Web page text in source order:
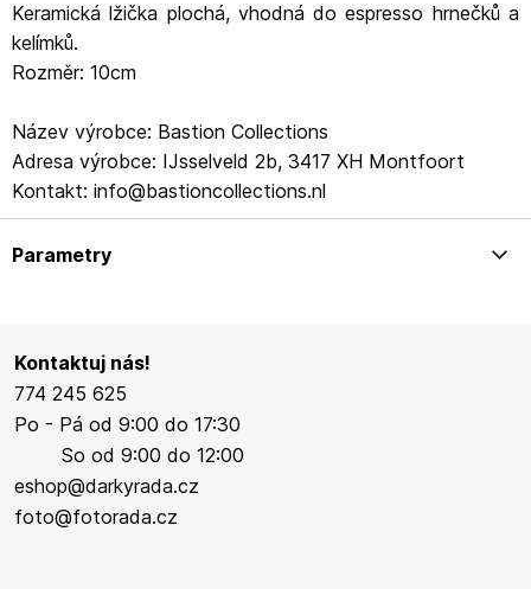
Keramická lžička plochá, vhodná do espresso hrnečků a
kelímků.
Rozměr: 10cm
Název výrobce: Bastion Collections
Adresa výrobce: IJsselveld 2b, 3417 XH Montfoort
Kontakt: info@bastioncollections.nl
Parametry
Kontaktuj nás!
774 245 625
Po - Pá od 9:00 do 17:30
So od 9:00 do 12:00
eshop@darkyrada.cz
foto@fotorada.cz